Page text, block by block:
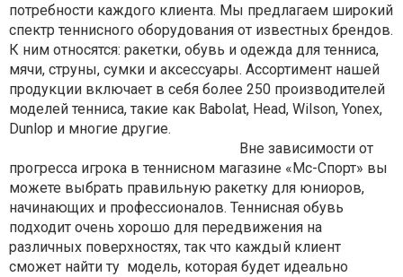
потребности каждого клиента. Мы предлагаем широкий
спектр теннисного оборудования от известных брендов.
К ним относятся: ракетки, обувь и одежда для тенниса,
мячи, струны, сумки и аксессуары. Ассортимент нашей
продукции включает в себя более 250 производителей
моделей тенниса, такие как Babolat, Head, Wilson, Yonex,
Dunlop и многие другие.
Вне зависимости от
прогресса игрока в теннисном магазине «Мc-Спорт» вы
можете выбрать правильную ракетку для юниоров,
начинающих и профессионалов. Теннисная обувь
подходит очень хорошо для передвижения на
различных поверхностях, так что каждый клиент
сможет найти ту модель, которая будет идеально